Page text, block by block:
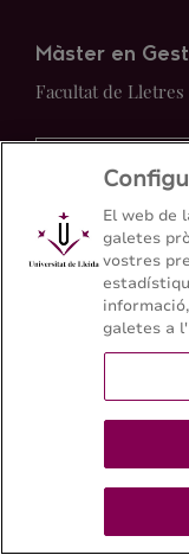
Màster en
Facultat de
Mapa del web
+34 973 70 21
El web de
galetes
vostres
galetes a l'